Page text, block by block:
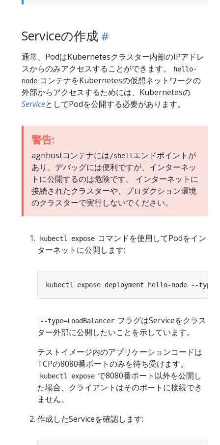
Serviceの作成
通常、PodはKubernetesクラスター内部のIPアドレ
スからのみアクセスすることができます。
hello-
node コンテナをKubernetesの仮想ネットワークの
外部からアクセスするためには、Kubernetesの
ServiceとしてPodを公開する必要があります。
警告:
agnhostコンテナには/shell エンドポイントが
あり、デバッグには便利ですが、インターネッ
トに公開するのは危険です。 インターネットに
接続されたクラスターや、プロダクション環境
のクラスターで実行しないでください。
kubectl expose コマンドを使用してPodをイン
ターネットに公開します:
kubectl expose deployment hello-node --type
--type=LoadBalancer フラグはServiceをクラス
ター外部に公開したいことを示しています。
テストイメージ内のアプリケーションコードは
TCPの8080番ポートのみを待ち受けます。
kubectl expose で8080番ポート以外を公開し
た場合、クライアントはそのポートに接続でき
ません。
作成したServiceを確認します: